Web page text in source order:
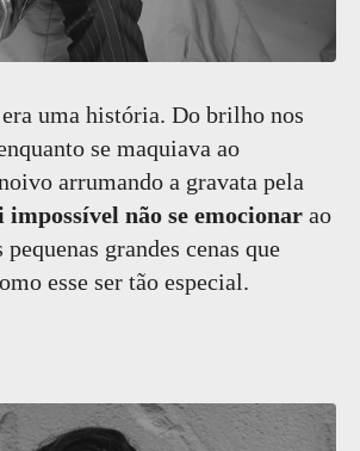
uma história. Do brilho nos
se maquiava ao
arrumando a gravata pela
impossível não se emocionar ao
grandes cenas que
esse ser tão especial.